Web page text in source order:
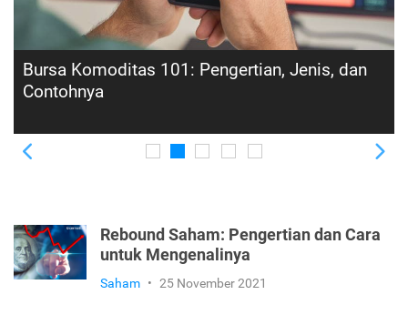
Kenali Lebih Dekat Apa Itu Saham Syariah,
Aturan, Jenis, dan Sederet Keuntungannya
Rebound Saham: Pengertian dan Cara
untuk Mengenalinya
Saham • 25 November 2021